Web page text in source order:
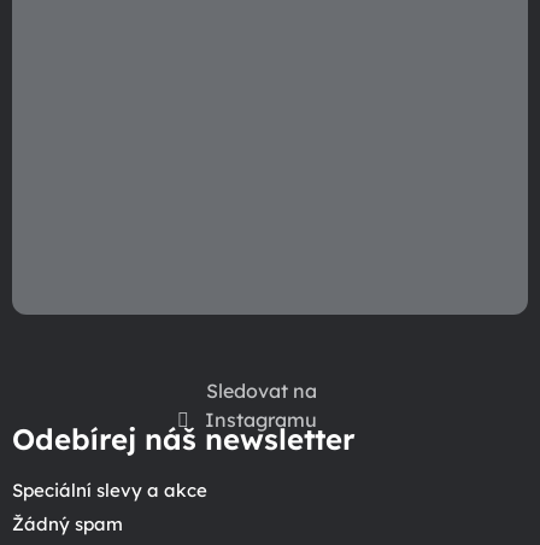
Sledovat na
Instagramu
Odebírej náš newsletter
Speciální slevy a akce
Žádný spam